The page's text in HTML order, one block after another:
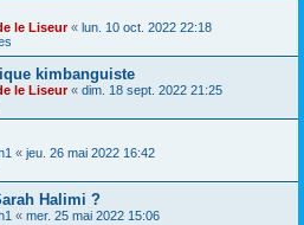
le Liseur« lun. 10 oct. 2022 22:18
kimbanguiste
le Liseur« dim. 18 sept. 2022 21:25
« jeu. 26 mai 2022 16:42
Halimi ?
« mer. 25 mai 2022 15:06